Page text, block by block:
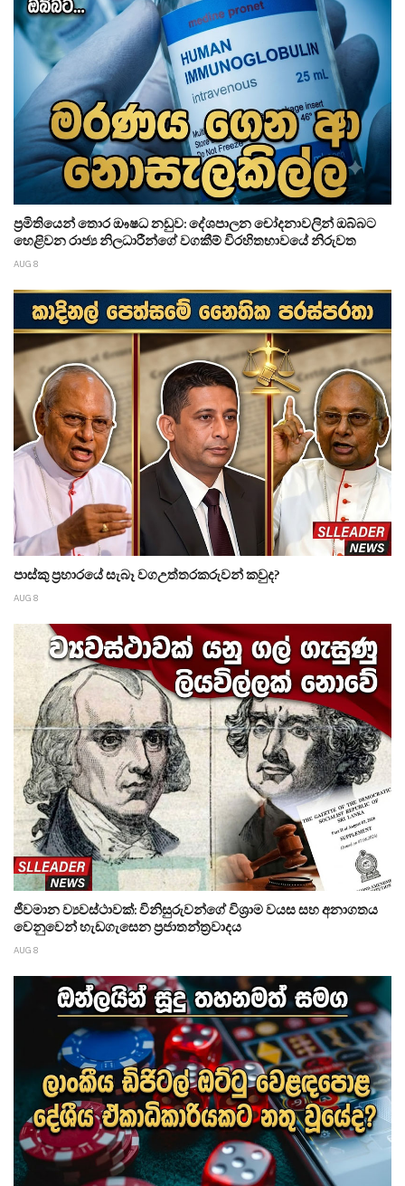
ප්‍රමිතියෙන් තොර ඖෂධ නඩුව: දේශපාලන චෝදනාවලින් ඔබ්බට
හෙළිවන රාජ්‍ය නිලධාරීන්ගේ වගකීම් විරහිතභාවයේ නිරුවත
AUG 8
පාස්කු ප්‍රහාරයේ සැබෑ වගඋත්තරකරුවන් කවුද?
AUG 8
ජීවමාන ව්‍යවස්ථාවක්: විනිසුරුවන්ගේ විශ්‍රාම වයස සහ අනාගතය
වෙනුවෙන් හැඩගැසෙන ප්‍රජාතන්ත්‍රවාදය
AUG 8